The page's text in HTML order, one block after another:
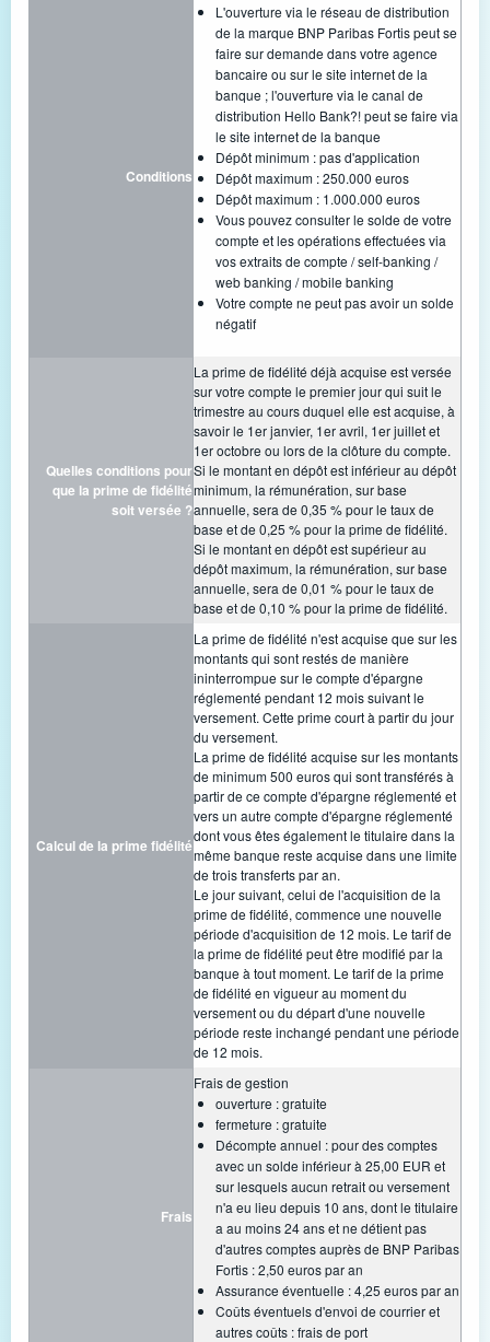
Conditions
L'ouverture via le réseau de distribution
de la marque BNP Paribas Fortis peut se
faire sur demande dans votre agence
bancaire ou sur le site internet de la
banque ; l'ouverture via le canal de
distribution Hello Bank?! peut se faire via
le site internet de la banque
Dépôt minimum : pas d'application
Dépôt maximum : 250.000 euros
Dépôt maximum : 1.000.000 euros
Vous pouvez consulter le solde de votre
compte et les opérations effectuées via
vos extraits de compte / self-banking /
web banking / mobile banking
Votre compte ne peut pas avoir un solde
négatif
Quelles conditions pour
que la prime de fidélité
soit versée ?
La prime de fidélité déjà acquise est versée
sur votre compte le premier jour qui suit le
trimestre au cours duquel elle est acquise, à
savoir le 1er janvier, 1er avril, 1er juillet et
1er octobre ou lors de la clôture du compte.
Si le montant en dépôt est inférieur au dépôt
minimum, la rémunération, sur base
annuelle, sera de 0,35 % pour le taux de
base et de 0,25 % pour la prime de fidélité.
Si le montant en dépôt est supérieur au
dépôt maximum, la rémunération, sur base
annuelle, sera de 0,01 % pour le taux de
base et de 0,10 % pour la prime de fidélité.
Calcul de la prime fidélité
La prime de fidélité n'est acquise que sur les
montants qui sont restés de manière
ininterrompue sur le compte d'épargne
réglementé pendant 12 mois suivant le
versement. Cette prime court à partir du jour
du versement.
La prime de fidélité acquise sur les montants
de minimum 500 euros qui sont transférés à
partir de ce compte d'épargne réglementé et
vers un autre compte d'épargne réglementé
dont vous êtes également le titulaire dans la
même banque reste acquise dans une limite
de trois transferts par an.
Le jour suivant, celui de l'acquisition de la
prime de fidélité, commence une nouvelle
période d'acquisition de 12 mois. Le tarif de
la prime de fidélité peut être modifié par la
banque à tout moment. Le tarif de la prime
de fidélité en vigueur au moment du
versement ou du départ d'une nouvelle
période reste inchangé pendant une période
de 12 mois.
Frais
Frais de gestion
ouverture : gratuite
fermeture : gratuite
Décompte annuel : pour des comptes
avec un solde inférieur à 25,00 EUR et
sur lesquels aucun retrait ou versement
n'a eu lieu depuis 10 ans, dont le titulaire
a au moins 24 ans et ne détient pas
d'autres comptes auprès de BNP Paribas
Fortis : 2,50 euros par an
Assurance éventuelle : 4,25 euros par an
Coûts éventuels d'envoi de courrier et
autres coûts : frais de port